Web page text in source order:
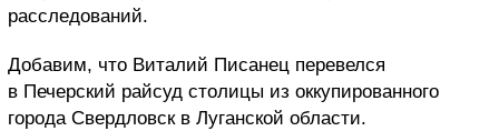
расследований.
Добавим, что Виталий Писанец перевелся
в Печерский райсуд столицы из оккупированного
города Свердловск в Луганской области.